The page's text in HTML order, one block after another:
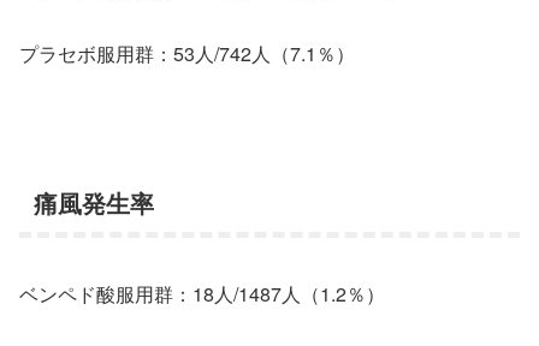
プラセボ服用群：53人/742人（7.1％）
痛風発生率
ベンペド酸服用群：18人/1487人（1.2％）